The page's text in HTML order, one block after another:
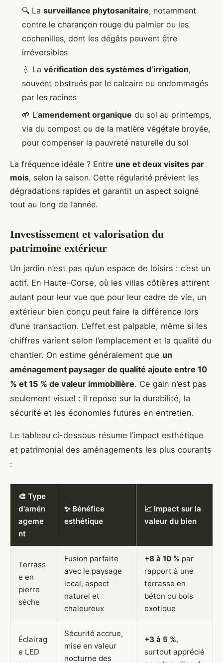
🔍 La surveillance phytosanitaire, notamment
contre le charançon rouge du palmier ou les
cochenilles, dont les dégâts peuvent être
irréversibles
💧 La vérification des systèmes d’irrigation,
souvent obstrués par le calcaire ou endommagés
par les racines
🌱 L’amendement organique du sol au printemps,
via du compost ou de la matière végétale broyée,
pour compenser la pauvreté naturelle du sol
La fréquence idéale ? Entre une et deux visites par
mois, selon la saison. Cette régularité prévient les
dégradations rapides et garantit un aspect soigné
tout au long de l’année.
Investissement et valorisation du
patrimoine extérieur
Un jardin n’est pas qu’un espace de loisirs : c’est un
actif. En Haute-Corse, où les villas côtières attirent
autant pour leur vue que pour leur cadre de vie, un
extérieur bien conçu peut faire la différence lors
d’une transaction. L’effet est palpable, même si les
chiffres varient selon l’emplacement et la qualité du
chantier. On estime généralement que un
aménagement paysager de qualité ajoute entre 10
% et 15 % de valeur immobilière. Ce gain n’est pas
seulement visuel : il repose sur la durabilité, la
sécurité et les économies futures en entretien.
Le tableau ci-dessous résume l’impact esthétique
et patrimonial des aménagements les plus courants
:
🎨 Type
d'amén
ageme
nt
✨ Bénéfice
esthétique
📈 Impact sur la
valeur du bien
Terrass
e en
pierre
sèche
Fusion parfaite
avec le paysage
local, aspect
naturel et
chaleureux
+8 à 10 % par
rapport à une
terrasse en
béton ou bois
exotique
Éclairag
e LED
Sécurité accrue,
mise en valeur
nocturne des
+3 à 5 %,
surtout apprécié